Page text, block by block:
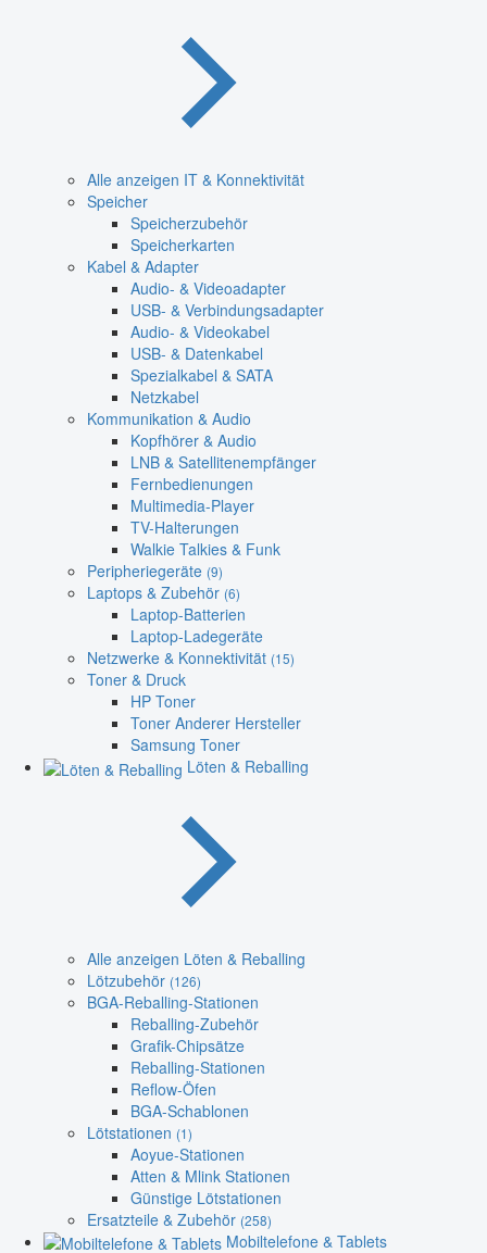
Alle anzeigen IT & Konnektivität
Speicher
Speicherzubehör
Speicherkarten
Kabel & Adapter
Audio- & Videoadapter
USB- & Verbindungsadapter
Audio- & Videokabel
USB- & Datenkabel
Spezialkabel & SATA
Netzkabel
Kommunikation & Audio
Kopfhörer & Audio
LNB & Satellitenempfänger
Fernbedienungen
Multimedia-Player
TV-Halterungen
Walkie Talkies & Funk
Peripheriegeräte (9)
Laptops & Zubehör (6)
Laptop-Batterien
Laptop-Ladegeräte
Netzwerke & Konnektivität (15)
Toner & Druck
HP Toner
Toner Anderer Hersteller
Samsung Toner
Löten & Reballing
Alle anzeigen Löten & Reballing
Lötzubehör (126)
BGA-Reballing-Stationen
Reballing-Zubehör
Grafik-Chipsätze
Reballing-Stationen
Reflow-Öfen
BGA-Schablonen
Lötstationen (1)
Aoyue-Stationen
Atten & Mlink Stationen
Günstige Lötstationen
Ersatzteile & Zubehör (258)
Mobiltelefone & Tablets